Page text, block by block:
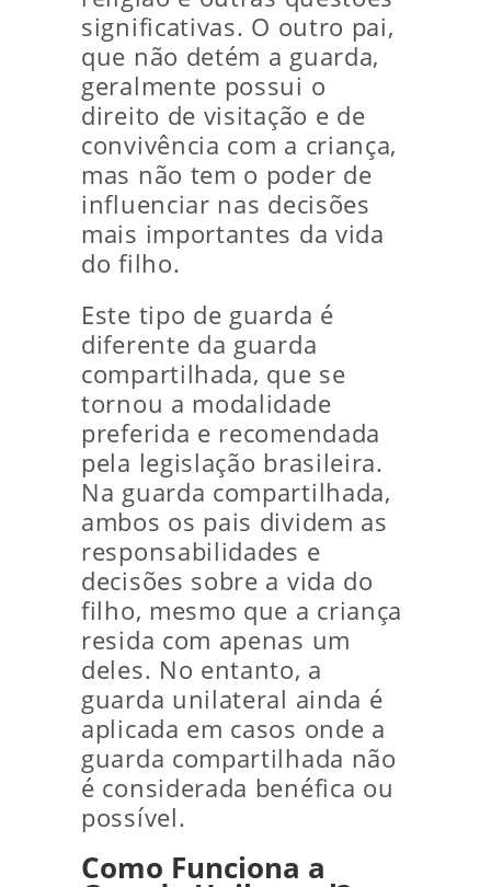
significativas. O outro pai,
que não detém a guarda,
geralmente possui o
direito de visitação e de
convivência com a criança,
mas não tem o poder de
influenciar nas decisões
mais importantes da vida
do filho.
Este tipo de guarda é
diferente da guarda
compartilhada, que se
tornou a modalidade
preferida e recomendada
pela legislação brasileira.
Na guarda compartilhada,
ambos os pais dividem as
responsabilidades e
decisões sobre a vida do
filho, mesmo que a criança
resida com apenas um
deles. No entanto, a
guarda unilateral ainda é
aplicada em casos onde a
guarda compartilhada não
é considerada benéfica ou
possível.
Como Funciona a